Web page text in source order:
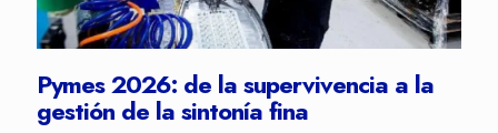
Pymes 2026: de la supervivencia a la
gestión de la sintonía fina